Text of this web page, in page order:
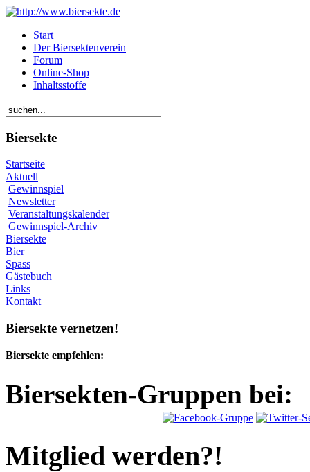
Start
Der Biersektenverein
Forum
Online-Shop
Inhaltsstoffe
Biersekte
Startseite
Aktuell
Gewinnspiel
Newsletter
Veranstaltungskalender
Gewinnspiel-Archiv
Biersekte
Bier
Spass
Gästebuch
Links
Kontakt
Biersekte vernetzen!
Biersekte empfehlen:
Biersekten-Gruppen bei:
Mitglied werden?!